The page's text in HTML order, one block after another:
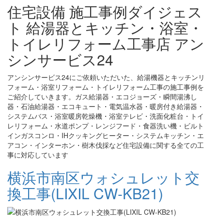
住宅設備 施工事例ダイジェス
ト 給湯器とキッチン・浴室・
トイレリフォーム工事店 アン
シンサービス24
アンシンサービス24にご依頼いただいた、給湯機器とキッチンリ
フォーム・浴室リフォーム・トイレリフォーム工事の施工事例を
ご紹介していきます。ガス給湯器・エコジョーズ・瞬間湯沸し
器・石油給湯器・エコキュート・電気温水器・暖房付き給湯器・
システムバス・浴室暖房乾燥機・浴室テレビ・洗面化粧台・トイ
レリフォーム・水道ポンプ・レンジフード・食器洗い機・ビルト
インガスコンロ・IHクッキングヒーター・システムキッチン・エ
アコン・インターホン・樹木伐採など住宅設備に関する全ての工
事に対応しています
横浜市南区ウォシュレット交
換工事(LIXIL CW-KB21)